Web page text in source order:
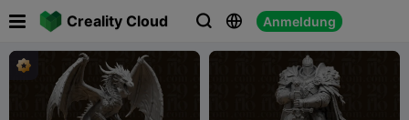
Creality Cloud   Anmeldung
 